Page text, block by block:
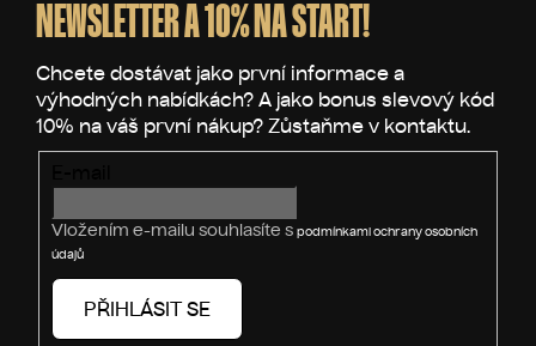
a
c
í
p
r
v
v
NEWSLETTER A 10% NA START!
Vložením e-mailu souhlasíte s podmínkami ochrany osobních
údajů
PŘIHLÁSIT SE